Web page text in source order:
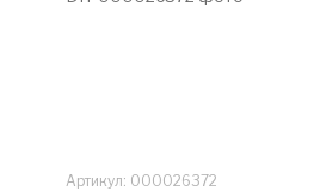
Артикул: 000026372